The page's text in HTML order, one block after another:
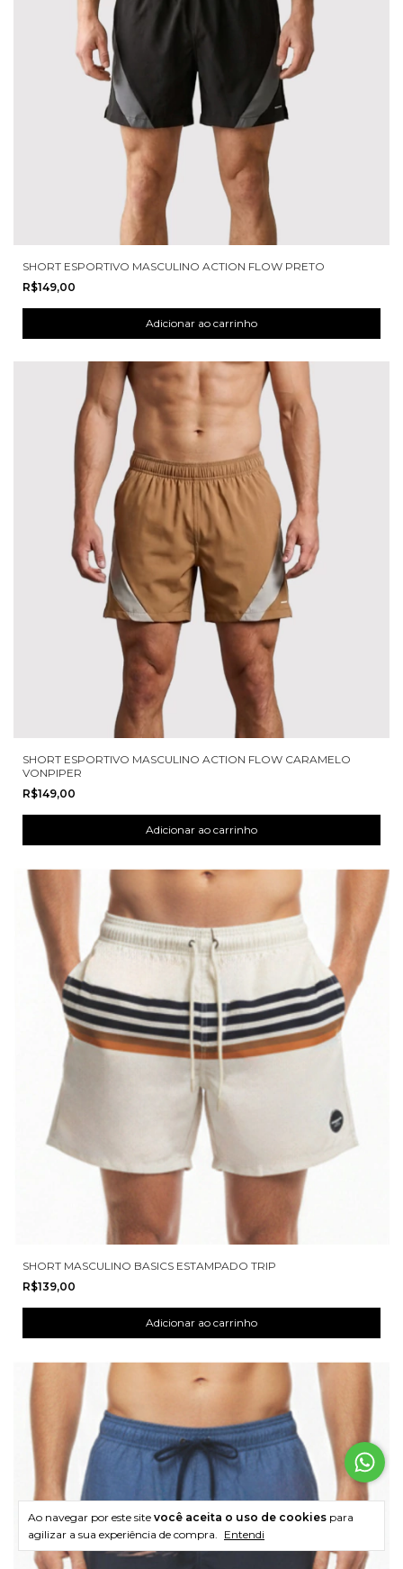
Ao navegar por este site você aceita o uso de cookies para
agilizar a sua experiência de compra. Entendi
SHORT ESPORTIVO MASCULINO ACTION FLOW PRETO
R$149,00
SHORT ESPORTIVO MASCULINO ACTION FLOW CARAMELO
VONPIPER
R$149,00
SHORT MASCULINO BASICS ESTAMPADO TRIP
R$139,00